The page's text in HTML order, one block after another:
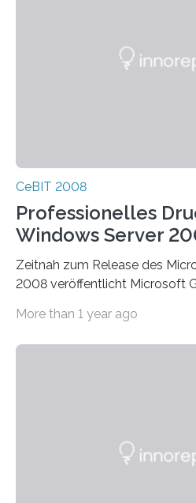
CeBIT 2008
Professionelles
Windows Server
Zeitnah zum Release des
2008 veröffentlicht Microsoft
More than 1 year ago